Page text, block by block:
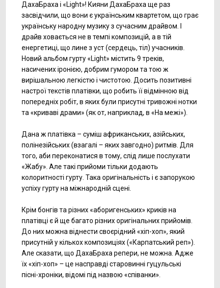
ДахаБраха і «Light»! Кияни ДахаБраха ще раз
засвідчили, що вони є українським квартетом, що грає
українську народну музику з сучасним драйвом. І
драйв ховається не в темпі композицій, а в тій
енергетиці, що лине з уст (сердець, тіл) учасників.
Новий альбом гурту «Light» містить 9 треків,
насичених іронією, добрим гумором та тою ж
вирішальною легкістю і чистотою. Досить позитивні
настрої текстів платівки, що робить її відмінною від
попередніх робіт, в яких були присутні тривожні нотки
та «криваві драми» (як от, наприклад, в «На межі»).
Дана ж платівка – суміш африканських, азійських,
полінезійських (взагалі – яких завгодно) ритмів. Для
того, аби переконатися в тому, слід лише послухати
«Жабу». Але такі прийоми тільки додають
колоритності гурту. Така оригінальність і є запорукою
успіху гурту на міжнародній сцені.
Крім бонгів та різних «аборигенських» криків на
платівці є й ще багато різних оригінальних прийомів.
До них можна віднести своєрідний «хіп-хоп», який
присутній у кількох композиціях («Карпатський реп»).
Але сказати, що ДахаБраха репери, не можна. Адже
їх «хіп-хоп» – це насправді старовинні гуцульські
пісні-хроніки, відомі під назвою «співанки».